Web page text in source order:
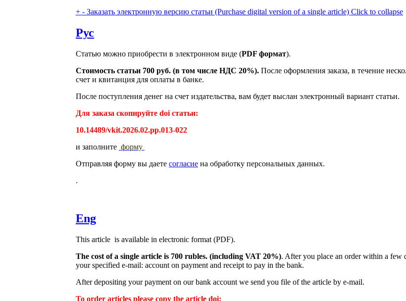
+ - Заказать электронную версию статьи (Purchase digital version of a single article) Click to collapse
Рус
Статью можно приобрести в электронном виде (PDF формат).
Стоимость статьи 700 руб. (в том числе НДС 20%). После оформления заказа, в течение
счет и квитанция для оплаты в банке.
После поступления денег на счет издательства, вам будет выслан электронный вариант статьи.
Для заказа скопируйте doi статьи:
10.14489/vkit.2026.02.pp.013-022
и заполните форму
Отправляя форму вы даете согласие на обработку персональных данных.
.
Eng
This article is available in electronic format (PDF).
The cost of a single article is 700 rubles. (including VAT 20%). After you place an order within a
your specified e-mail: account on payment and receipt to pay in the bank.
After depositing your payment on our bank account we send you file of the article by e-mail.
To order articles please copy the article doi: